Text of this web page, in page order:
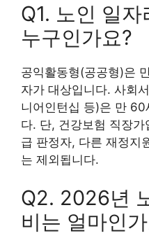
Q1. 노인 일
누구인가요?
공익활동형(공공형)은
자가 대상입니다. 사회
니어인턴십 등)은 만
다. 단, 건강보험 직장
급 판정자, 다른 재정지
는 제외됩니다.
Q2. 2026년
비는 얼마인